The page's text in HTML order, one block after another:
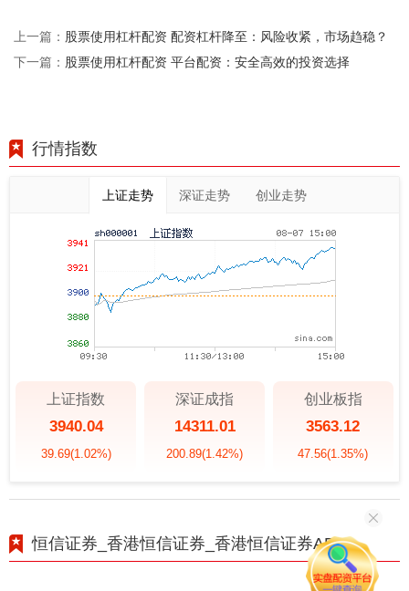
上一篇： 股票使用杠杆配资 配资杠杆降至：风险收紧，市场趋稳？
下一篇： 股票使用杠杆配资 平台配资：安全高效的投资选择
行情指数
上证走势 深证走势 创业走势
上证指数
3940.04
39.69(1.02%)
深证成指
14311.01
200.89(1.42%)
创业板指
3563.12
47.56(1.35%)
恒信证券_香港恒信证券_香港恒信证券APP